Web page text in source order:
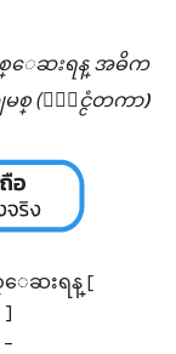
စ္ေဆးရန္ အဓိက
စ္ (ႏုိင္ငံတကာ)
ေဆးရန္ [
]
-